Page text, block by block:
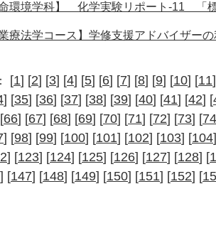
命環境学科】 化学実験リポート-11 「標
業療法学コース】学修支援アドバイザーの
[1] [2] [3] [4] [5] [6] [7] [8] [9] [10] [11
] [35] [36] [37] [38] [39] [40] [41] [42] [
66] [67] [68] [69] [70] [71] [72] [73] [74
] [98] [99] [100] [101] [102] [103] [104
] [123] [124] [125] [126] [127] [128] [
] [147] [148] [149] [150] [151] [152] [